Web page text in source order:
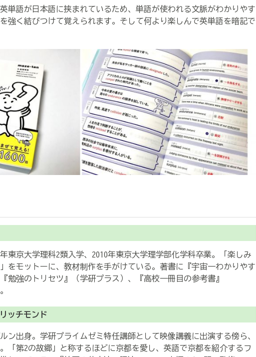
単語が日本語に挟まれているため、単語が使われる文脈がわかりやす
強く結びつけて覚えられます。そして何より楽しんで英単語を暗記で
東京大学理科2類入学、2010年東京大学理学部化学科卒業。「楽しみ
をモットーに、教材制作を手がけている。著書に『宇宙一わかりやす
勉強のトリセツ』（学研プラス）、『高校一冊目の参考書』
ッチモンド
ン出身。学研プライムゼミ特任講師として映像講義に出演する傍ら、
「第2の故郷」と称するほどに京都を愛し、英語で京都を紹介するフ